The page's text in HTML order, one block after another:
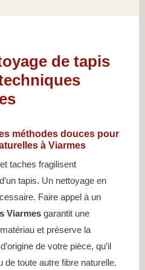
de tapis
méthodes douces pour
à Viarmes
taches fragilisent
tapis. Un nettoyage en
Faire appel à un
Viarmes garantit une
et préserve la
de votre pièce, qu’il
de toute autre fibre naturelle.